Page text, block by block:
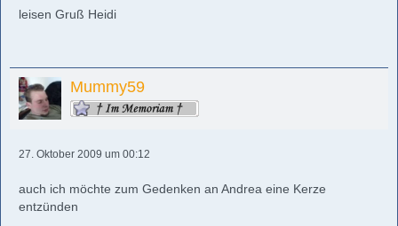
leisen Gruß Heidi
Mummy59
27. Oktober 2009 um 00:12
auch ich möchte zum Gedenken an Andrea eine Kerze
entzünden